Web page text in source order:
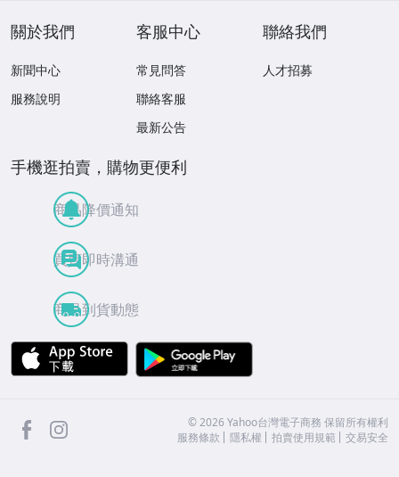
關於我們
新聞中心
服務說明
客服中心
常見問答
聯絡客服
最新公告
聯絡我們
人才招募
手機逛拍賣，購物更便利
商品降價通知
買賣即時溝通
商品到貨動態
APP Store
facebook ©2026 Yahoo台灣電子商務 保留所有權利
服務條款
隱私權 拍賣使用規範 交易安全